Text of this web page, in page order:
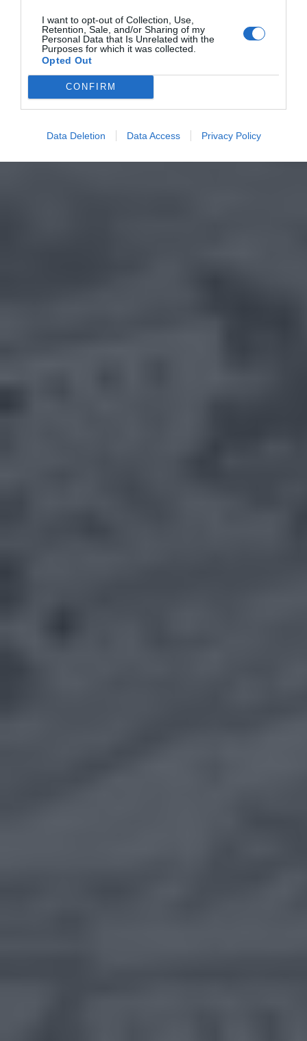
I want to opt-out of Collection, Use,
Retention, Sale, and/or Sharing of my
Personal Data that Is Unrelated with the
Purposes for which it was collected.
Opted Out
CONFIRM
Data Deletion Data Access Privacy Policy